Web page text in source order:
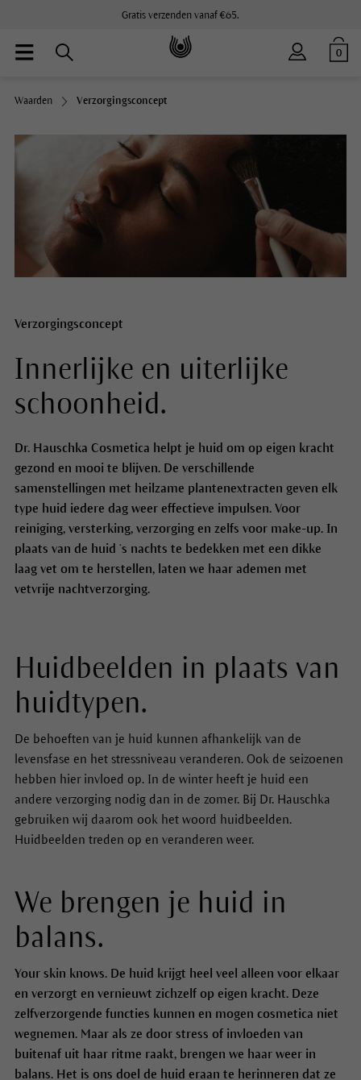
Gratis verzenden vanaf €65.
0
Waarden Verzorgingsconcept
Verzorgingsconcept
Innerlijke en uiterlijke
schoonheid.
Dr. Hauschka Cosmetica helpt je huid om op eigen kracht
gezond en mooi te blijven. De verschillende
samenstellingen met heilzame plantenextracten geven elk
type huid iedere dag weer effectieve impulsen. Voor
reiniging, versterking, verzorging en zelfs voor make-up. In
plaats van de huid ‘s nachts te bedekken met een dikke
laag vet om te herstellen, laten we haar ademen met
vetvrije nachtverzorging.
Huidbeelden in plaats van
huidtypen.
De behoeften van je huid kunnen afhankelijk van de
levensfase en het stressniveau veranderen. Ook de seizoenen
hebben hier invloed op. In de winter heeft je huid een
andere verzorging nodig dan in de zomer. Bij Dr. Hauschka
gebruiken wij daarom ook het woord huidbeelden.
Huidbeelden treden op en veranderen weer.
We brengen je huid in
balans.
Your skin knows. De huid krijgt heel veel alleen voor elkaar
en verzorgt en vernieuwt zichzelf op eigen kracht. Deze
zelfverzorgende functies kunnen en mogen cosmetica niet
wegnemen. Maar als ze door stress of invloeden van
buitenaf uit haar ritme raakt, brengen we haar weer in
balans. Het is ons doel de huid eraan te herinneren dat ze